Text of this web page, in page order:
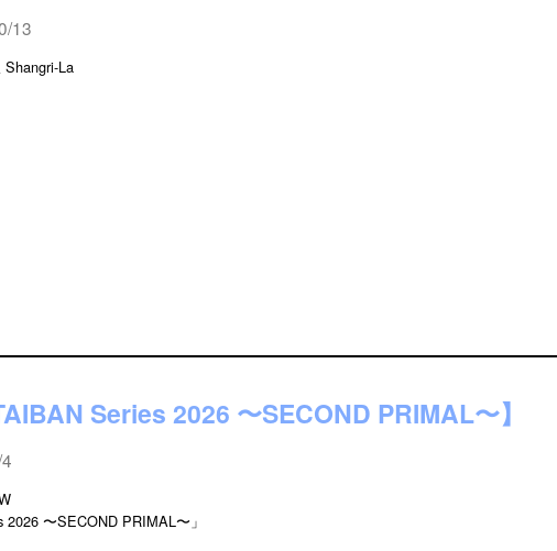
13
Shangri-La
Series 2026 〜SECOND PRIMAL〜】
2026 〜SECOND PRIMAL〜」